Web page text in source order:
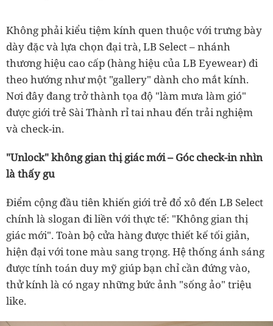
Không phải kiểu tiệm kính quen thuộc với trưng bày
dày đặc và lựa chọn đại trà, LB Select – nhánh
thương hiệu cao cấp (hàng hiệu của LB Eyewear) đi
theo hướng như một "gallery" dành cho mắt kính.
Nơi đây đang trở thành tọa độ "làm mưa làm gió"
được giới trẻ Sài Thành rỉ tai nhau đến trải nghiệm
và check-in.
"Unlock" không gian thị giác mới – Góc check-in nhìn
là thấy gu
Điểm cộng đầu tiên khiến giới trẻ đổ xô đến LB Select
chính là slogan đi liền với thực tế: "Không gian thị
giác mới". Toàn bộ cửa hàng được thiết kế tối giản,
hiện đại với tone màu sang trọng. Hệ thống ánh sáng
được tính toán duy mỹ giúp bạn chỉ cần đứng vào,
thử kính là có ngay những bức ảnh "sống ảo" triệu
like.